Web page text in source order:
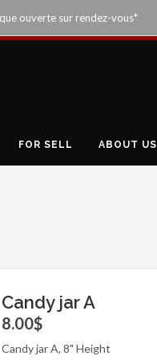
ouverte sur rendez-vous*
FOR SELL ABOUT US
Candy jar A
8.00$
Candy jar A, 8" Height